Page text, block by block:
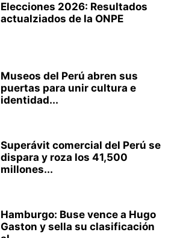
Elecciones 2026: Resultados
actualziados de la ONPE
Museos del Perú abren sus
puertas para unir cultura e
identidad...
Superávit comercial del Perú se
dispara y roza los 41,500
millones...
Hamburgo: Buse vence a Hugo
Gaston y sella su clasificación